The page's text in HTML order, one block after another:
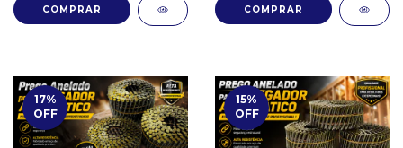
17%
OFF
15%
OFF